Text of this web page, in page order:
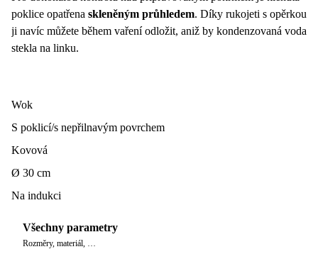
poklice opatřena skleněným průhledem. Díky rukojeti s opěrkou
ji navíc můžete během vaření odložit, aniž by kondenzovaná voda
stekla na linku.
Wok
S poklicí/s nepřilnavým povrchem
Kovová
Ø 30 cm
Na indukci
Všechny parametry
Rozměry, materiál, …